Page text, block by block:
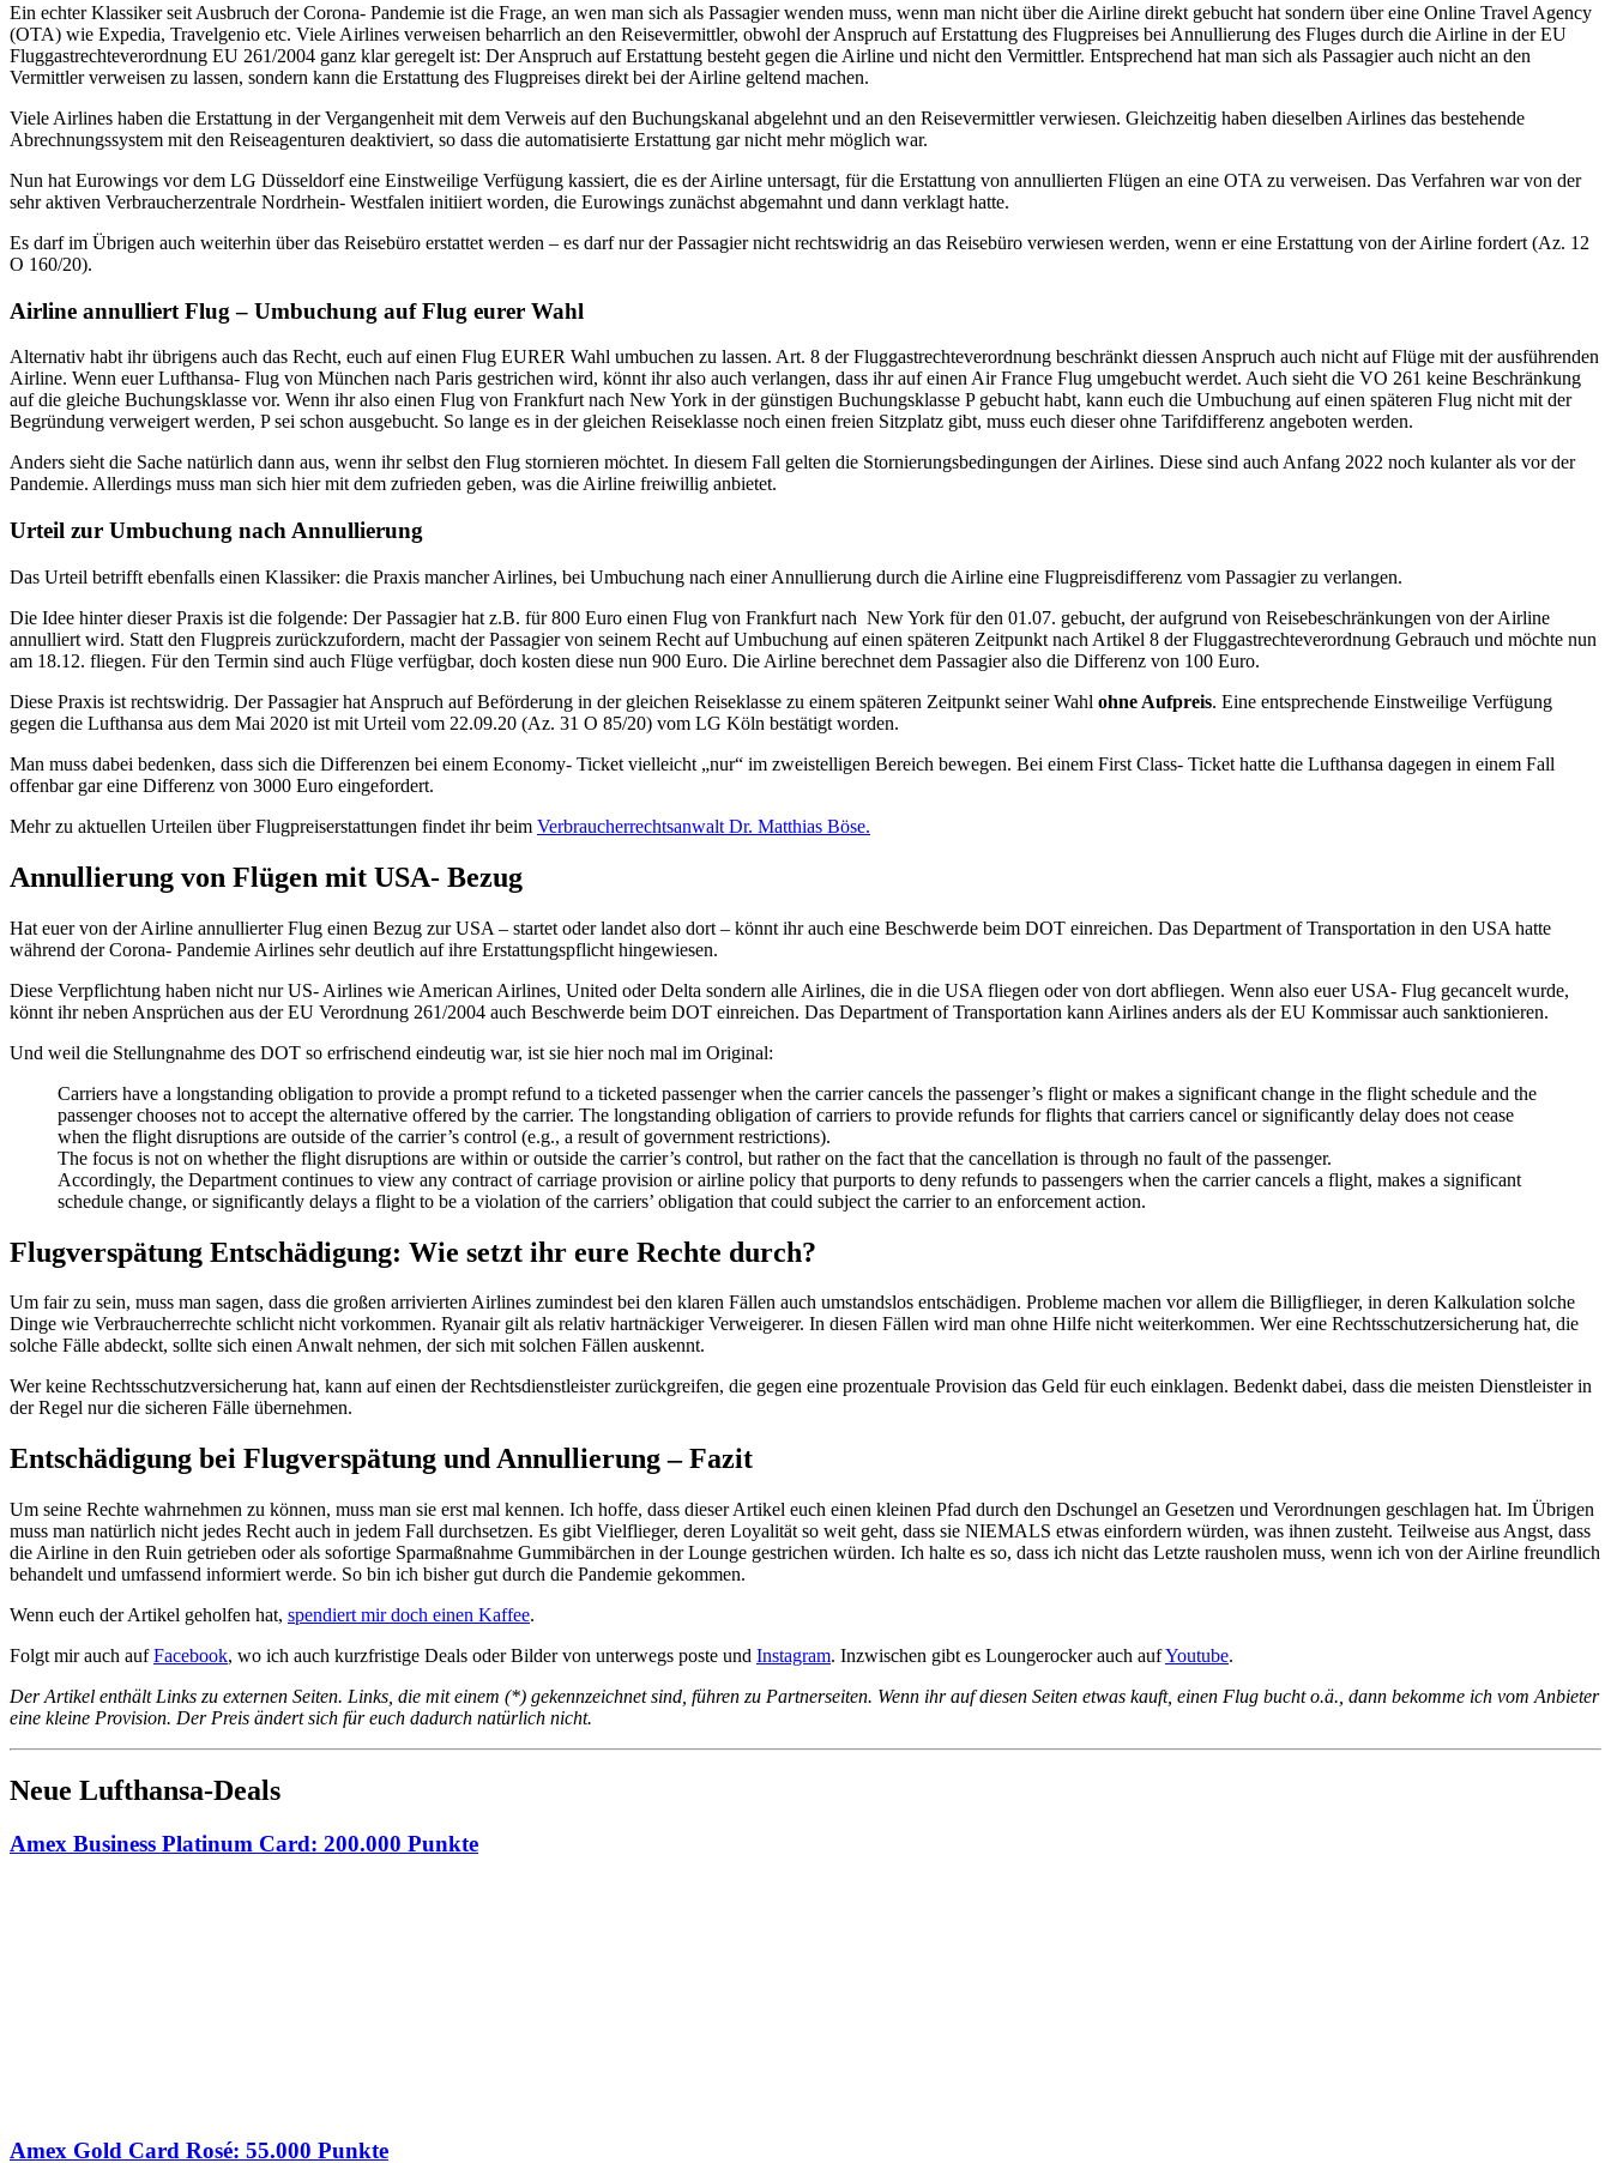
Ein echter Klassiker seit Ausbruch der Corona- Pandemie ist die Frage, an wen man sich als Passagier wenden muss, wenn man nicht über die Airline direkt gebucht hat sondern über eine Online Travel Agency
(OTA) wie Expedia, Travelgenio etc. Viele Airlines verweisen beharrlich an den Reisevermittler, obwohl der Anspruch auf Erstattung des Flugpreises bei Annullierung des Fluges durch die Airline in der EU
Fluggastrechteverordnung EU 261/2004 ganz klar geregelt ist: Der Anspruch auf Erstattung besteht gegen die Airline und nicht den Vermittler. Entsprechend hat man sich als Passagier auch nicht an den
Vermittler verweisen zu lassen, sondern kann die Erstattung des Flugpreises direkt bei der Airline geltend machen.
Viele Airlines haben die Erstattung in der Vergangenheit mit dem Verweis auf den Buchungskanal abgelehnt und an den Reisevermittler verwiesen. Gleichzeitig haben dieselben Airlines das bestehende
Abrechnungssystem mit den Reiseagenturen deaktiviert, so dass die automatisierte Erstattung gar nicht mehr möglich war.
Nun hat Eurowings vor dem LG Düsseldorf eine Einstweilige Verfügung kassiert, die es der Airline untersagt, für die Erstattung von annullierten Flügen an eine OTA zu verweisen. Das Verfahren war von der
sehr aktiven Verbraucherzentrale Nordrhein- Westfalen initiiert worden, die Eurowings zunächst abgemahnt und dann verklagt hatte.
Es darf im Übrigen auch weiterhin über das Reisebüro erstattet werden – es darf nur der Passagier nicht rechtswidrig an das Reisebüro verwiesen werden, wenn er eine Erstattung von der Airline fordert (Az. 12
O 160/20).
Airline annulliert Flug – Umbuchung auf Flug eurer Wahl
Alternativ habt ihr übrigens auch das Recht, euch auf einen Flug EURER Wahl umbuchen zu lassen. Art. 8 der Fluggastrechteverordnung beschränkt diessen Anspruch auch nicht auf Flüge mit der ausführenden
Airline. Wenn euer Lufthansa- Flug von München nach Paris gestrichen wird, könnt ihr also auch verlangen, dass ihr auf einen Air France Flug umgebucht werdet. Auch sieht die VO 261 keine Beschränkung
auf die gleiche Buchungsklasse vor. Wenn ihr also einen Flug von Frankfurt nach New York in der günstigen Buchungsklasse P gebucht habt, kann euch die Umbuchung auf einen späteren Flug nicht mit der
Begründung verweigert werden, P sei schon ausgebucht. So lange es in der gleichen Reiseklasse noch einen freien Sitzplatz gibt, muss euch dieser ohne Tarifdifferenz angeboten werden.
Anders sieht die Sache natürlich dann aus, wenn ihr selbst den Flug stornieren möchtet. In diesem Fall gelten die Stornierungsbedingungen der Airlines. Diese sind auch Anfang 2022 noch kulanter als vor der
Pandemie. Allerdings muss man sich hier mit dem zufrieden geben, was die Airline freiwillig anbietet.
Urteil zur Umbuchung nach Annullierung
Das Urteil betrifft ebenfalls einen Klassiker: die Praxis mancher Airlines, bei Umbuchung nach einer Annullierung durch die Airline eine Flugpreisdifferenz vom Passagier zu verlangen.
Die Idee hinter dieser Praxis ist die folgende: Der Passagier hat z.B. für 800 Euro einen Flug von Frankfurt nach New York für den 01.07. gebucht, der aufgrund von Reisebeschränkungen von der Airline
annulliert wird. Statt den Flugpreis zurückzufordern, macht der Passagier von seinem Recht auf Umbuchung auf einen späteren Zeitpunkt nach Artikel 8 der Fluggastrechteverordnung Gebrauch und möchte nun
am 18.12. fliegen. Für den Termin sind auch Flüge verfügbar, doch kosten diese nun 900 Euro. Die Airline berechnet dem Passagier also die Differenz von 100 Euro.
Diese Praxis ist rechtswidrig. Der Passagier hat Anspruch auf Beförderung in der gleichen Reiseklasse zu einem späteren Zeitpunkt seiner Wahl ohne Aufpreis. Eine entsprechende Einstweilige Verfügung
gegen die Lufthansa aus dem Mai 2020 ist mit Urteil vom 22.09.20 (Az. 31 O 85/20) vom LG Köln bestätigt worden.
Man muss dabei bedenken, dass sich die Differenzen bei einem Economy- Ticket vielleicht „nur“ im zweistelligen Bereich bewegen. Bei einem First Class- Ticket hatte die Lufthansa dagegen in einem Fall
offenbar gar eine Differenz von 3000 Euro eingefordert.
Mehr zu aktuellen Urteilen über Flugpreiserstattungen findet ihr beim Verbraucherrechtsanwalt Dr. Matthias Böse.
Annullierung von Flügen mit USA- Bezug
Hat euer von der Airline annullierter Flug einen Bezug zur USA – startet oder landet also dort – könnt ihr auch eine Beschwerde beim DOT einreichen. Das Department of Transportation in den USA hatte
während der Corona- Pandemie Airlines sehr deutlich auf ihre Erstattungspflicht hingewiesen.
Diese Verpflichtung haben nicht nur US- Airlines wie American Airlines, United oder Delta sondern alle Airlines, die in die USA fliegen oder von dort abfliegen. Wenn also euer USA- Flug gecancelt wurde,
könnt ihr neben Ansprüchen aus der EU Verordnung 261/2004 auch Beschwerde beim DOT einreichen. Das Department of Transportation kann Airlines anders als der EU Kommissar auch sanktionieren.
Und weil die Stellungnahme des DOT so erfrischend eindeutig war, ist sie hier noch mal im Original:
Carriers have a longstanding obligation to provide a prompt refund to a ticketed passenger when the carrier cancels the passenger’s flight or makes a significant change in the flight schedule and the
passenger chooses not to accept the alternative offered by the carrier. The longstanding obligation of carriers to provide refunds for flights that carriers cancel or significantly delay does not cease
when the flight disruptions are outside of the carrier’s control (e.g., a result of government restrictions).
The focus is not on whether the flight disruptions are within or outside the carrier’s control, but rather on the fact that the cancellation is through no fault of the passenger.
Accordingly, the Department continues to view any contract of carriage provision or airline policy that purports to deny refunds to passengers when the carrier cancels a flight, makes a significant
schedule change, or significantly delays a flight to be a violation of the carriers’ obligation that could subject the carrier to an enforcement action.
Flugverspätung Entschädigung: Wie setzt ihr eure Rechte durch?
Um fair zu sein, muss man sagen, dass die großen arrivierten Airlines zumindest bei den klaren Fällen auch umstandslos entschädigen. Probleme machen vor allem die Billigflieger, in deren Kalkulation solche
Dinge wie Verbraucherrechte schlicht nicht vorkommen. Ryanair gilt als relativ hartnäckiger Verweigerer. In diesen Fällen wird man ohne Hilfe nicht weiterkommen. Wer eine Rechtsschutzersicherung hat, die
solche Fälle abdeckt, sollte sich einen Anwalt nehmen, der sich mit solchen Fällen auskennt.
Wer keine Rechtsschutzversicherung hat, kann auf einen der Rechtsdienstleister zurückgreifen, die gegen eine prozentuale Provision das Geld für euch einklagen. Bedenkt dabei, dass die meisten Dienstleister in
der Regel nur die sicheren Fälle übernehmen.
Entschädigung bei Flugverspätung und Annullierung – Fazit
Um seine Rechte wahrnehmen zu können, muss man sie erst mal kennen. Ich hoffe, dass dieser Artikel euch einen kleinen Pfad durch den Dschungel an Gesetzen und Verordnungen geschlagen hat. Im Übrigen
muss man natürlich nicht jedes Recht auch in jedem Fall durchsetzen. Es gibt Vielflieger, deren Loyalität so weit geht, dass sie NIEMALS etwas einfordern würden, was ihnen zusteht. Teilweise aus Angst, dass
die Airline in den Ruin getrieben oder als sofortige Sparmaßnahme Gummibärchen in der Lounge gestrichen würden. Ich halte es so, dass ich nicht das Letzte rausholen muss, wenn ich von der Airline freundlich
behandelt und umfassend informiert werde. So bin ich bisher gut durch die Pandemie gekommen.
Wenn euch der Artikel geholfen hat, spendiert mir doch einen Kaffee.
Folgt mir auch aufFacebook, wo ich auch kurzfristige Deals oder Bilder von unterwegs poste und Instagram. Inzwischen gibt es Loungerocker auch aufYoutube.
Der Artikel enthält Links zu externen Seiten. Links, die mit einem (*) gekennzeichnet sind, führen zu Partnerseiten. Wenn ihr auf diesen Seiten etwas kauft, einen Flug bucht o.ä., dann bekomme ich vom Anbieter
eine kleine Provision. Der Preis ändert sich für euch dadurch natürlich nicht.
Neue Lufthansa-Deals
Amex Business Platinum Card: 200.000 Punkte
Amex Gold Card Rosé: 55.000 Punkte